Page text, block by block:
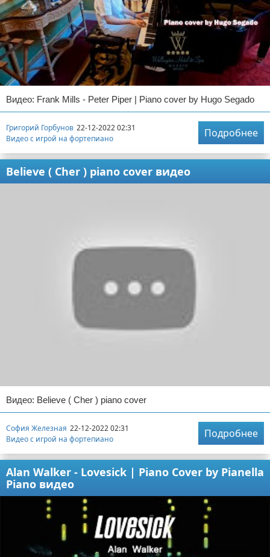
Видео: Frank Mills - Peter Piper | Piano cover by Hugo Segado
Григорий Горбунов 22-12-2022 02:31
Видео с игрой на фортепиано
Подробнее
Believe ( Cher ) piano cover видео
Видео: Believe ( Cher ) piano cover
София Железная 22-12-2022 02:31
Видео с игрой на фортепиано
Подробнее
Alan Walker - Lovesick | Piano Cover by Pianella
Piano видео